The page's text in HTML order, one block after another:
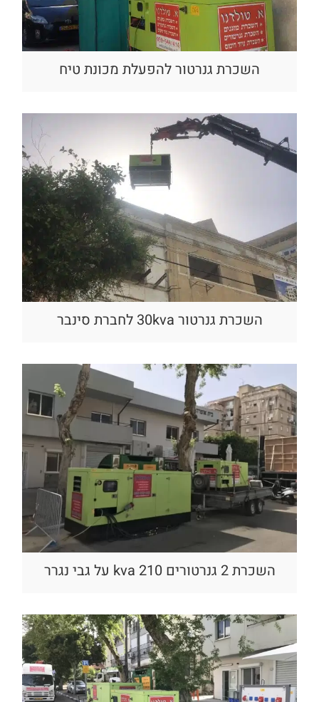
השכרת גנרטור להפעלת מכונת טיח
השכרת גנרטור 30kva לחברת סינבר
השכרת 2 גנרטורים 210 kva על גבי נגרר